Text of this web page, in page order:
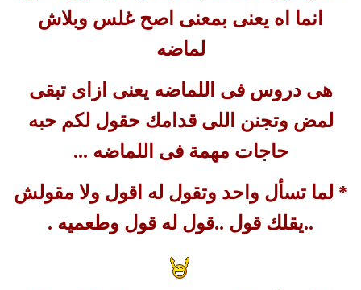
انما اه يعنى بمعنى اصح غلس وبلاش
لماضه
هى دروس فى اللماضه يعنى ازاى تبقى
لمض وتجنن اللى قدامك حقول لكم حبه
حاجات مهمة فى اللماضه ...
* لما تسأل واحد وتقول له اقول ولا مقولش
..يقلك قول ..قول له قول وطعميه .